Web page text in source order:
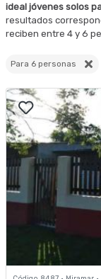
ideal jóvenes solos
resultados
reciben entre 4 y 6
Para 6 personas